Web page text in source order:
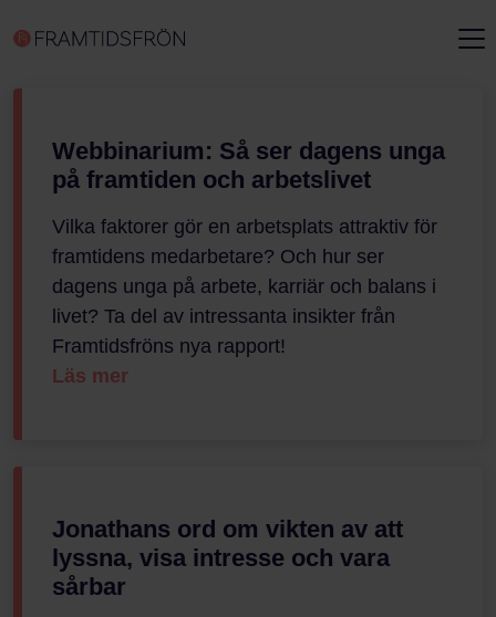
Webbinarium: Så ser dagens unga
på framtiden och arbetslivet
Vilka faktorer gör en arbetsplats attraktiv för
framtidens medarbetare? Och hur ser
dagens unga på arbete, karriär och balans i
livet? Ta del av intressanta insikter från
Framtidsfröns nya rapport!
Läs mer
Jonathans ord om vikten av att
lyssna, visa intresse och vara
sårbar